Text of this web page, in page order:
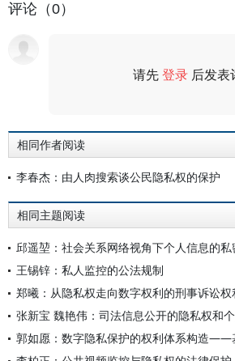
评论（0）
请先登录 后发表
相同作者阅读
李春杰：由人肉搜索谈公民隐私权的保护
相同主题阅读
邱遥堃：社会关系网络视角下个人信息的
王锡锌：私人监控的公法规制
郑曦：从隐私权走向数字权利的刑事诉讼
张新宝 魏艳伟：司法信息公开的隐私权和